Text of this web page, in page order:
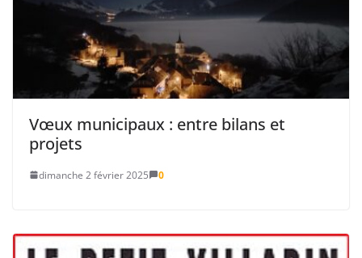
Vœux municipaux : entre bilans et
projets
dimanche 2 février 2025 0